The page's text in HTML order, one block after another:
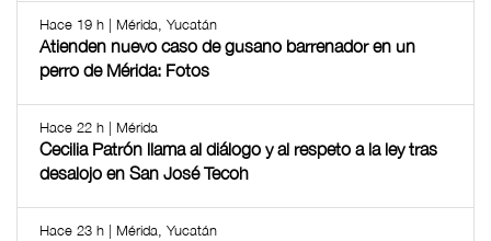
Hace 19 h | Mérida, Yucatán
Atienden nuevo caso de gusano barrenador en un
perro de Mérida: Fotos
Hace 22 h | Mérida
Cecilia Patrón llama al diálogo y al respeto a la ley tras
desalojo en San José Tecoh
Hace 23 h | Mérida, Yucatán